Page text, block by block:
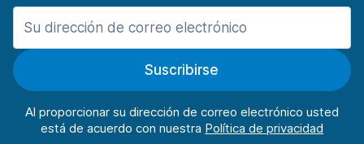
Suscribirse
Al proporcionar su dirección de correo electrónico usted
está de acuerdo con nuestra